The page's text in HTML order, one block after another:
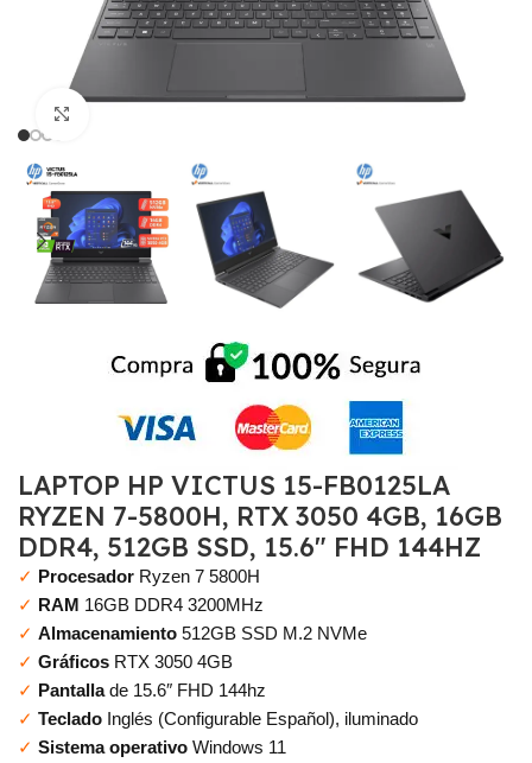
LAPTOP HP VICTUS 15-FB0125LA
RYZEN 7-5800H, RTX 3050 4GB, 16GB
DDR4, 512GB SSD, 15.6″ FHD 144HZ
✓ Procesador Ryzen 7 5800H
✓ RAM 16GB DDR4 3200MHz
✓ Almacenamiento 512GB SSD M.2 NVMe
✓ Gráficos RTX 3050 4GB
✓ Pantallade 15.6″ FHD 144hz
✓ Teclado Inglés (Configurable Español), iluminado
✓ Sistema operativo Windows 11